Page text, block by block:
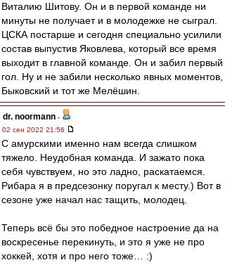
Виталию Шитову. Он и в первой команде ни
минуты не получает и в молодежке не сыграл.
ЦСКА постарше и сегодня специально усилили
состав выпустив Яковлева, который все время
выходит в главной команде. Он и забил первый
гол. Ну и не забили несколько явных моментов,
Быковский и тот же Мелёшин.
dr. noormann -
02 сен 2022 21:56
С амурскими именно нам всегда слишком
тяжело. Неудобная команда. И зажато пока
себя чувствуем, но это ладно, раскатаемся.
Рибара я в предсезонку поругал к месту.) Вот в
сезоне уже начал нас тащить, молодец.
Теперь всё бы это победное настроение да на
воскресенье перекинуть, и это я уже не про
хоккей, хотя и про него тоже… :)